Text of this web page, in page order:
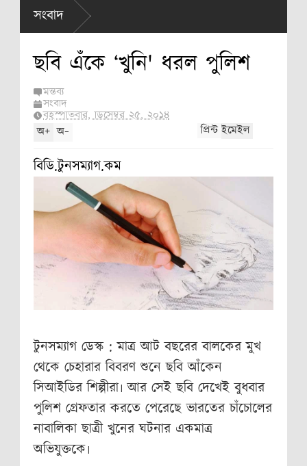
সংবাদ
ছবি এঁকে ‘খুনি' ধরল পুলিশ
মন্তব্য
সংবাদ
বৃহস্পতিবার, ডিসেম্বর ২৫, ২০১৪
অ+ অ- ইমেইল
প্রিন্ট
বিডি.টুনসম্যাগ.কম
টুনসম্যাগ ডেস্ক :মাত্র আট বছরের বালকের মুখ
থেকে চেহারার বিবরণ শুনে ছবি আঁকেন
সিআইডির শিল্পীরা৷ আর সেই ছবি দেখেই বুধবার
পুলিশ গ্রেফতার করতে পেরেছে ভারতের চাঁচোলের
নাবালিকা ছাত্রী খুনের ঘটনার একমাত্র
অভিযুক্তকে৷